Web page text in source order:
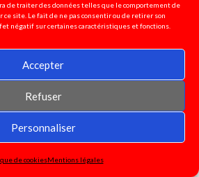
de traiter des données telles que le comportement de
ce site. Le fait de ne pas consentir ou de retirer son
négatif sur certaines caractéristiques et fonctions.
Accepter
Refuser
Personnaliser
de cookiesMentions légales
remplaçants"2022